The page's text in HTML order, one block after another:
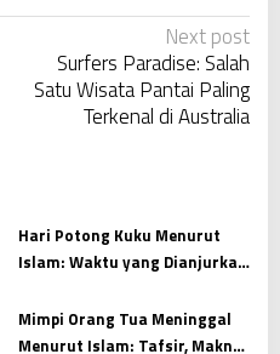
Next post
Surfers Paradise: Salah
Satu Wisata Pantai Paling
Terkenal di Australia
Hari Potong Kuku Menurut
Islam: Waktu yang Dianjurkan
Mimpi Orang Tua Meninggal
Menurut Islam: Tafsir, Makna,